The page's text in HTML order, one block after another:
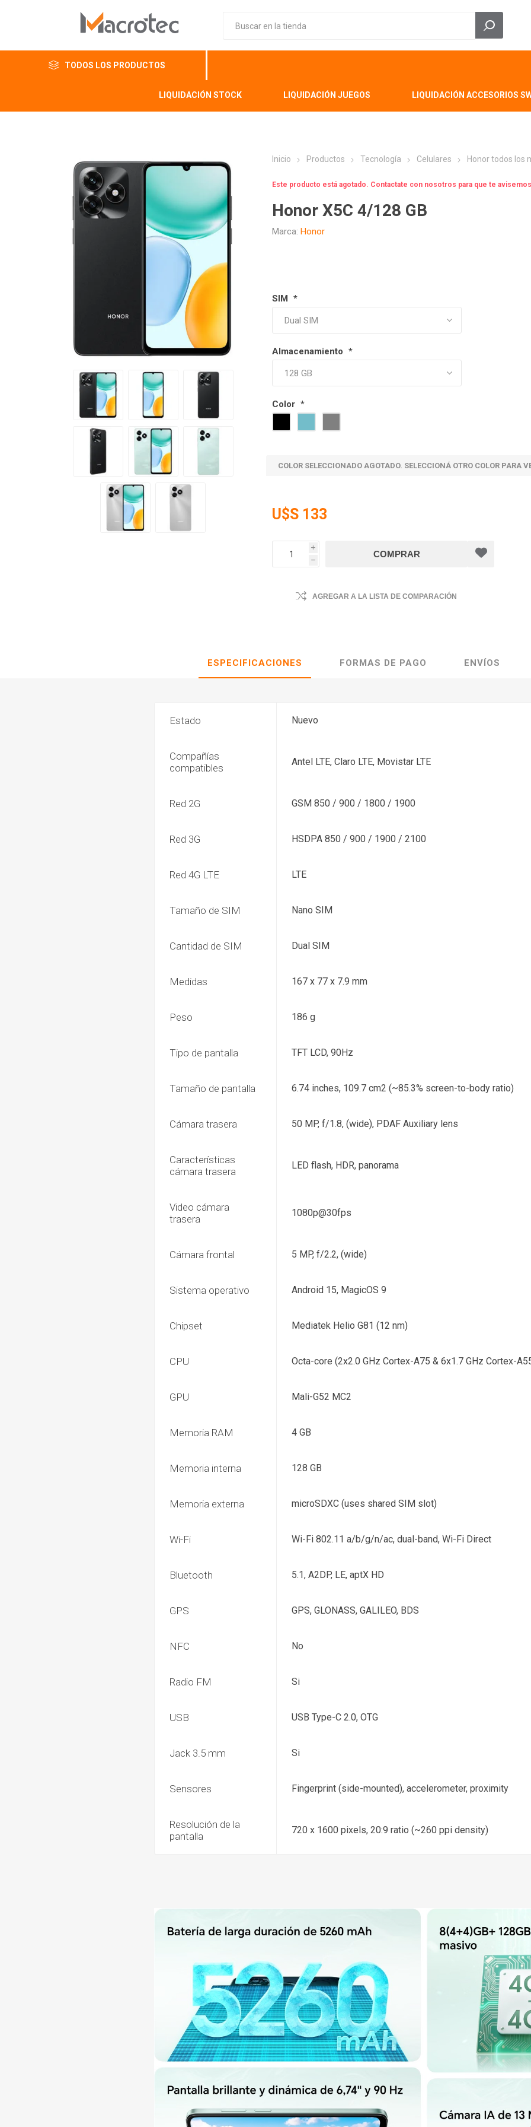
TODOS LOS PRODUCTOS
LIQUIDACIÓN STOCK LIQUIDACIÓN JUEGOS LIQUIDACIÓN ACCESORIOS
Inicio Productos Tecnología Celulares Honor todos los
Este producto está agotado. Contactate con nosotros para que te
Honor X5C 4/128 GB
Marca: Honor
SIM *
Almacenamiento *
Color *
COLOR SELECCIONADO AGOTADO. SELECCIONÁ OTRO COLOR PARA
U$S 133
i
h
AGREGAR A LA LISTA DE COMPARACIÓN
ESPECIFICACIONES FORMAS DE PAGO ENVÍOS
Estado Nuevo
Compañías
compatibles
Antel LTE, Claro LTE, Movistar LTE
Red 2G GSM 850 / 900 / 1800 / 1900
Red 3G HSDPA 850 / 900 / 1900 / 2100
Red 4G LTE LTE
Tamaño de SIM Nano SIM
Cantidad de SIM Dual SIM
Medidas 167 x 77 x 7.9 mm
Peso 186 g
Tipo de pantalla TFT LCD, 90Hz
Tamaño de pantalla 6.74 inches, 109.7 cm2 (~85.3% screen-to-body ratio)
Cámara trasera 50 MP, f/1.8, (wide), PDAF Auxiliary lens
Características
cámara trasera
LED flash, HDR, panorama
Video cámara
trasera
1080p@30fps
Cámara frontal 5 MP, f/2.2, (wide)
Sistema operativo Android 15, MagicOS 9
Chipset Mediatek Helio G81 (12 nm)
CPU Octa-core (2x2.0 GHz Cortex-A75 & 6x1.7 GHz Cortex-
GPU Mali-G52 MC2
Memoria RAM 4 GB
Memoria interna 128 GB
Memoria externa microSDXC (uses shared SIM slot)
Wi-Fi Wi-Fi 802.11 a/b/g/n/ac, dual-band, Wi-Fi Direct
Bluetooth 5.1, A2DP, LE, aptX HD
GPS GPS, GLONASS, GALILEO, BDS
NFC No
Radio FM Si
USB USB Type-C 2.0, OTG
Jack 3.5 mm Si
Sensores Fingerprint (side-mounted), accelerometer, proximity
Resolución de la
pantalla
720 x 1600 pixels, 20:9 ratio (~260 ppi density)